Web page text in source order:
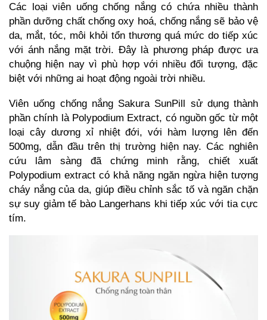
Các loại viên uống chống nắng có chứa nhiều thành
phần dưỡng chất chống oxy hoá, chống nắng sẽ bảo vệ
da, mắt, tóc, môi khỏi tổn thương quá mức do tiếp xúc
với ánh nắng mặt trời. Đây là phương pháp được ưa
chuộng hiện nay vì phù hợp với nhiều đối tượng, đặc
biệt với những ai hoạt động ngoài trời nhiều.
Viên uống chống nắng Sakura SunPill sử dụng thành
phần chính là Polypodium Extract, có nguồn gốc từ một
loại cây dương xỉ nhiệt đới, với hàm lượng lên đến
500mg, dẫn đầu trên thị trường hiện nay. Các nghiên
cứu lâm sàng đã chứng minh rằng, chiết xuất
Polypodium extract có khả năng ngăn ngừa hiện tượng
cháy nắng của da, giúp điều chỉnh sắc tố và ngăn chặn
sự suy giảm tế bào Langerhans khi tiếp xúc với tia cực
tím.